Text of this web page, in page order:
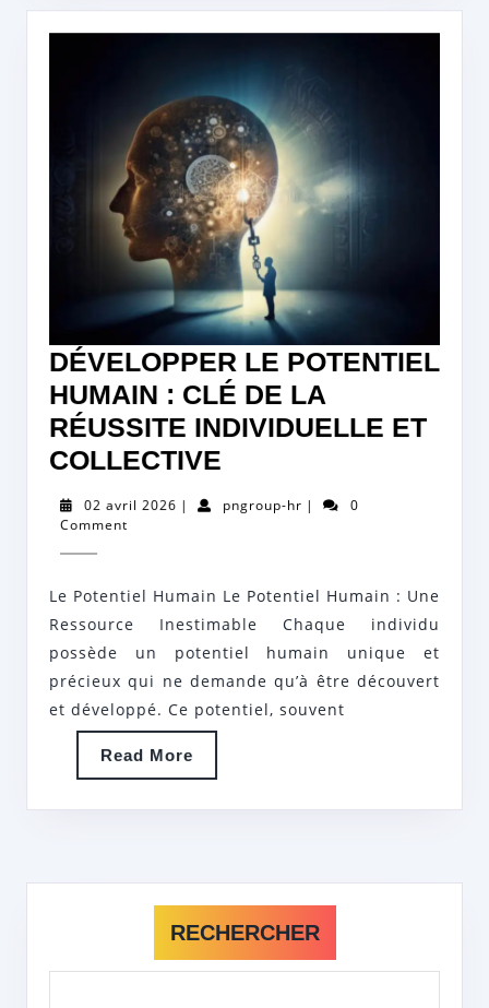
DÉVELOPPER LE POTENTIEL
HUMAIN : CLÉ DE LA
RÉUSSITE INDIVIDUELLE ET
COLLECTIVE
:
CLÉ
DE
LA
RÉUSSITE
COLLECTIVE
02 avril 2026 02| pngroup-hrpngroup-
|
0
Comment
Le Potentiel Humain Le Potentiel Humain : Une
Ressource Inestimable Chaque individu
possède un potentiel humain unique et
précieux qui ne demande qu’à être découvert
et développé. Ce potentiel, souvent
Read More
More
RECHERCHER